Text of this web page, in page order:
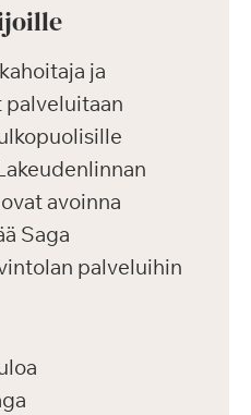
ja
palveluitaan
avoinna
Saga
palveluihin